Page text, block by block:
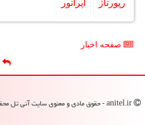
رپورتاژ اپراتور
صفحه اخبار